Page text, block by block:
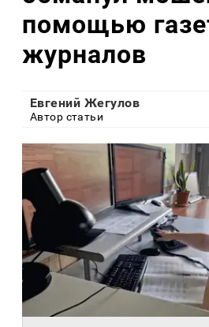
помощью
журналов
Евгений Жегулов
Автор статьи